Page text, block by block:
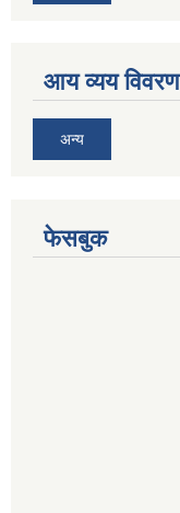
आय व्यय विवरण
अन्य
फेसबुक